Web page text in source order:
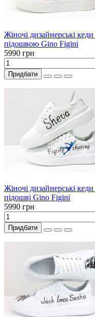
Жіночі дизайнерські
підошвою Gino Figini
5990 грн
Придбати
Жіночі дизайнерські
підошві Gino Figini
5990 грн
Придбати